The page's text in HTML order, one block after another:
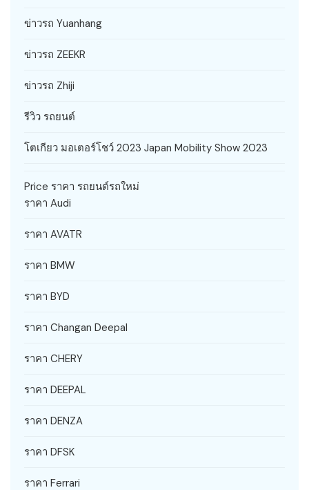
ข่าวรถ Yuanhang
ข่าวรถ ZEEKR
ข่าวรถ Zhiji
รีวิว รถยนต์
โตเกียว มอเตอร์โชว์ 2023 Japan Mobility Show 2023
Price ราคา รถยนต์รถใหม่
ราคา Audi
ราคา AVATR
ราคา BMW
ราคา BYD
ราคา Changan Deepal
ราคา CHERY
ราคา DEEPAL
ราคา DENZA
ราคา DFSK
ราคา Ferrari